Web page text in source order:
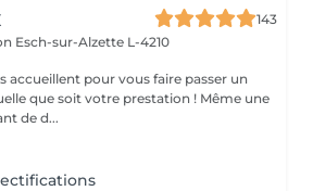
143
Esch-sur-Alzette L-4210
accueillent pour vous faire passer un
que soit votre prestation ! Même une
de d...